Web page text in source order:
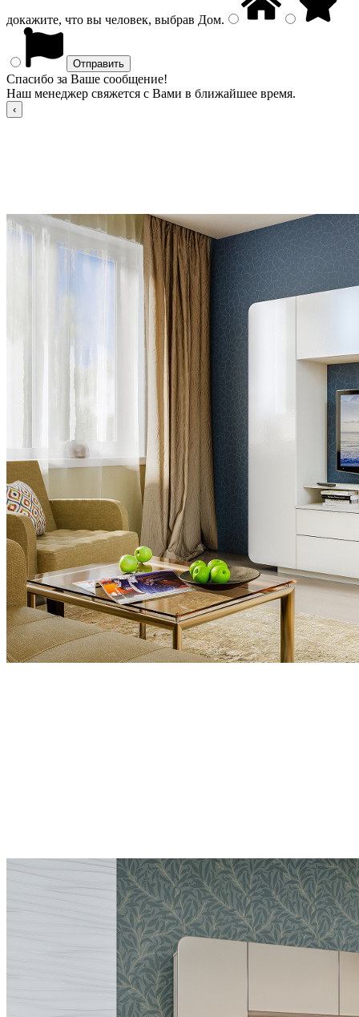
докажите, что вы человек, выбрав Дом.
Спасибо за Ваше сообщение!
Наш менеджер свяжется с Вами в ближайшее время.